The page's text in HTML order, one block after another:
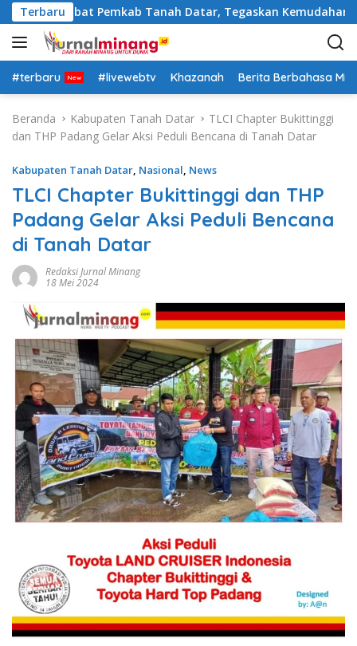
a
g
u
Terbaru
Pejabat Pemkab Tanah Datar, Tegaskan Kemudahan
#terbaru #livewebtv Khazanah Berita Berbahasa
Beranda Kabupaten Tanah Datar
TLCI Chapter Bukittinggi
dan THP Padang Gelar Aksi Peduli Bencana di Tanah Datar
Kabupaten Tanah Datar, Nasional, News
TLCI Chapter Bukittinggi dan THP
Padang Gelar Aksi Peduli Bencana
di Tanah Datar
Redaksi Jurnal Minang
18 Mei 2024